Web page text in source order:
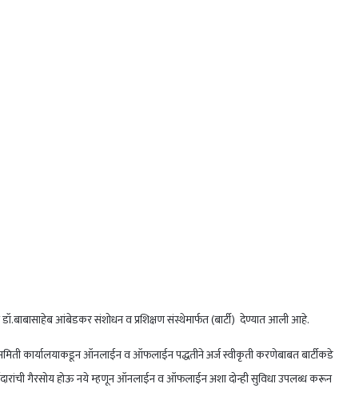
आंबेडकर संशोधन व प्रशिक्षण संस्थेमार्फत (बार्टी) देण्यात आली आहे.
समिती कार्यालयाकडून ऑनलाईन व ऑफलाईन पद्धतीने अर्ज स्वीकृती करणेबाबत बार्टीकडे
गैरसोय होऊ नये म्हणून ऑनलाईन व ऑफलाईन अशा दोन्ही सुविधा उपलब्ध करून